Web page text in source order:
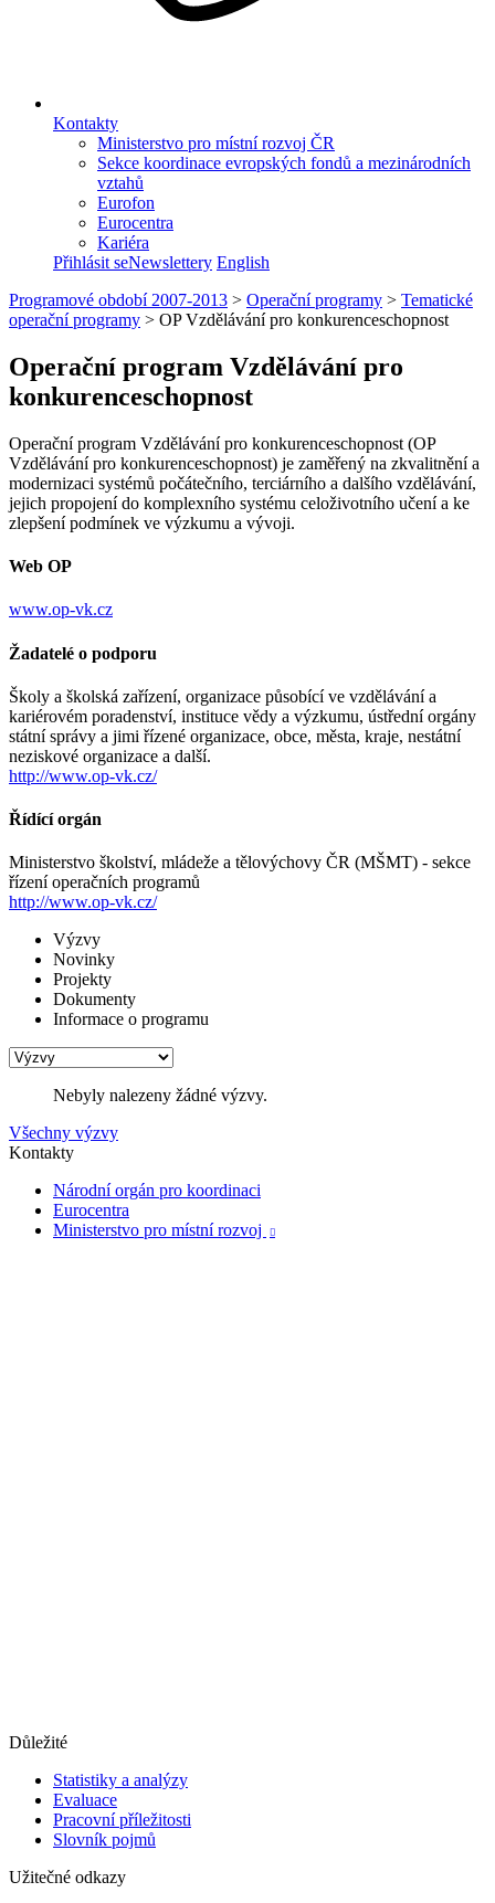
Kontakty
Ministerstvo pro místní rozvoj ČR
Sekce koordinace evropských fondů a mezinárodních
vztahů
Eurofon
Eurocentra
Kariéra
Přihlásit seNewslettery English
Programové období 2007-2013 > Operační programy > Tematické
operační programy > OP Vzdělávání pro konkurenceschopnost
Operační program Vzdělávání pro
konkurenceschopnost
Operační program Vzdělávání pro konkurenceschopnost (OP
Vzdělávání pro konkurenceschopnost) je zaměřený na zkvalitnění a
modernizaci systémů počátečního, terciárního a dalšího vzdělávání,
jejich propojení do komplexního systému celoživotního učení a ke
zlepšení podmínek ve výzkumu a vývoji.
Web OP
www.op-vk.cz
Žadatelé o podporu
Školy a školská zařízení, organizace působící ve vzdělávání a
kariérovém poradenství, instituce vědy a výzkumu, ústřední orgány
státní správy a jimi řízené organizace, obce, města, kraje, nestátní
neziskové organizace a další.
http://www.op-vk.cz/
Řídící orgán
Ministerstvo školství, mládeže a tělovýchovy ČR (MŠMT) - sekce
řízení operačních programů
http://www.op-vk.cz/
Výzvy
Novinky
Projekty
Dokumenty
Informace o programu
Nebyly nalezeny žádné výzvy.
Všechny výzvy
Kontakty
Národní orgán pro koordinaci
Eurocentra
Ministerstvo pro místní rozvoj

Důležité
Statistiky a analýzy
Evaluace
Pracovní příležitosti
Slovník pojmů
Užitečné odkazy